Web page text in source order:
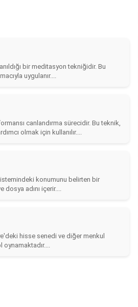
bir meditasyon tekniğidir. Bu
uygulanır....
canlandırma sürecidir. Bu teknik,
olmak için kullanılır....
konumunu belirten bir
dosya adını içerir....
hisse senedi ve diğer menkul
oynamaktadır....